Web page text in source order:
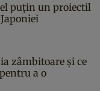
puțin un proiectil
zâmbitoare și ce
a o